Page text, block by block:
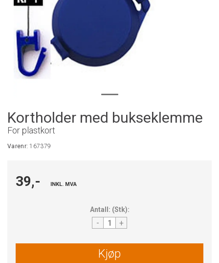
Kortholder med bukseklemme
For plastkort
Varenr:167379
39,- INKL. MVA
Antall: (Stk):
- +
Kjøp